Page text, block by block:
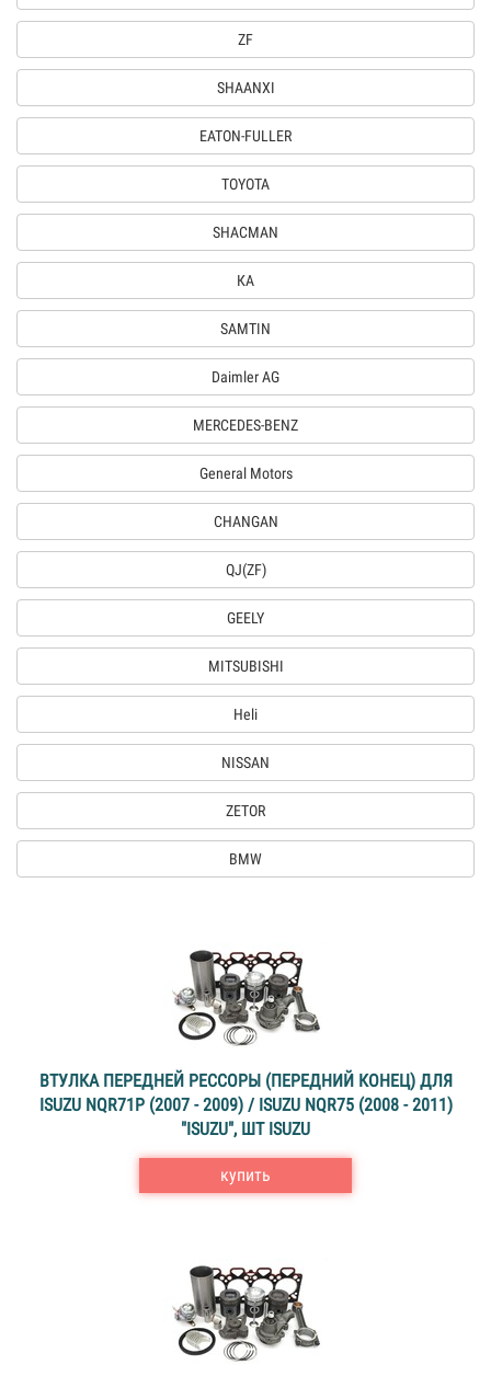
ZF
SHAANXI
EATON-FULLER
TOYOTA
SHACMAN
КА
SAMTIN
Daimler AG
MERCEDES-BENZ
General Motors
CHANGAN
QJ(ZF)
GEELY
MITSUBISHI
Heli
NISSAN
ZETOR
BMW
ВТУЛКА ПЕРЕДНЕЙ РЕССОРЫ (ПЕРЕДНИЙ КОНЕЦ) ДЛЯ
ISUZU NQR71P (2007 - 2009) / ISUZU NQR75 (2008 - 2011)
"ISUZU", ШТ ISUZU
купить